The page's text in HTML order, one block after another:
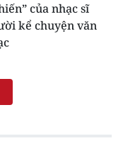
của nhạc sĩ
kể chuyện văn